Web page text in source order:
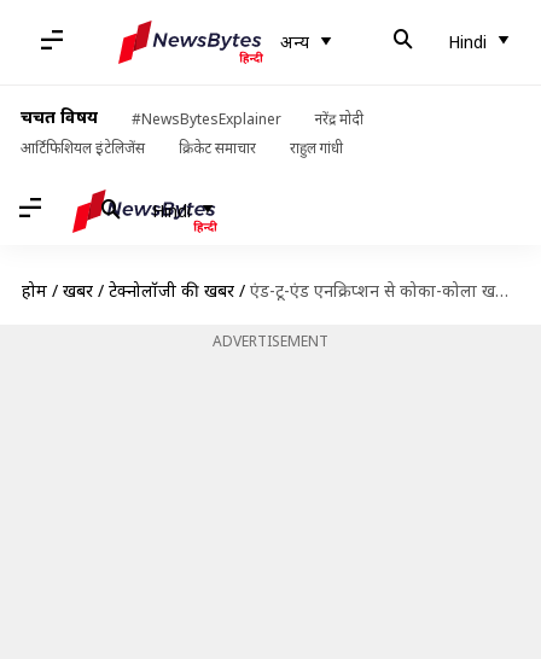
अन्य Hindi
चर्चित विषय #NewsBytesExplainer
नरेंद्र मोदी
आर्टिफिशियल इंटेलिजेंस
क्रिकेट समाचार राहुल गांधी
Hindi
होम / खबरें / टेक्नोलॉजी की खबरें / एंड-टू-एंड एनक्रिप्शन से कोका-कोला खरीदने तक, ट्विटर खरीदने के बाद क्या है मस्क का प्लान?
ADVERTISEMENT